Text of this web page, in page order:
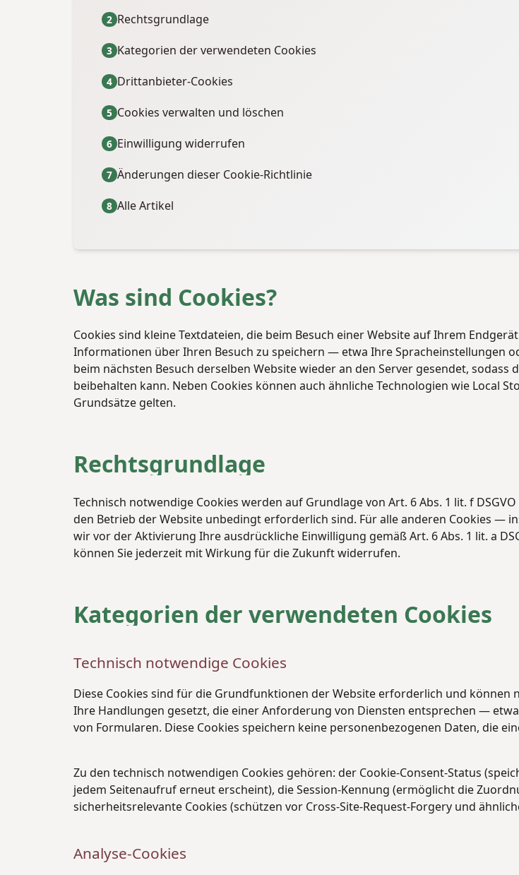
Rechtsgrundlage
Kategorien der verwendeten Cookies
Drittanbieter-Cookies
Cookies verwalten und löschen
Einwilligung widerrufen
Änderungen dieser Cookie-Richtlinie
Alle Artikel
Was sind Cookies?
Cookies sind kleine Textdateien, die beim Besuch einer Website auf Ihrem
Informationen über Ihren Besuch zu speichern — etwa Ihre Spracheinstellungen
beim nächsten Besuch derselben Website wieder an den Server gesendet,
beibehalten kann. Neben Cookies können auch ähnliche Technologien wie Local
Grundsätze gelten.
Rechtsgrundlage
Technisch notwendige Cookies werden auf Grundlage von Art. 6 Abs. 1 lit. f
den Betrieb der Website unbedingt erforderlich sind. Für alle anderen Cookies —
wir vor der Aktivierung Ihre ausdrückliche Einwilligung gemäß Art. 6 Abs. 1 lit. a
können Sie jederzeit mit Wirkung für die Zukunft widerrufen.
Kategorien der verwendeten Cookies
Technisch notwendige Cookies
Diese Cookies sind für die Grundfunktionen der Website erforderlich und können
Ihre Handlungen gesetzt, die einer Anforderung von Diensten entsprechen —
von Formularen. Diese Cookies speichern keine personenbezogenen Daten, die
Zu den technisch notwendigen Cookies gehören: der Cookie-Consent-Status
jedem Seitenaufruf erneut erscheint), die Session-Kennung (ermöglicht die
sicherheitsrelevante Cookies (schützen vor Cross-Site-Request-Forgery und
Analyse-Cookies